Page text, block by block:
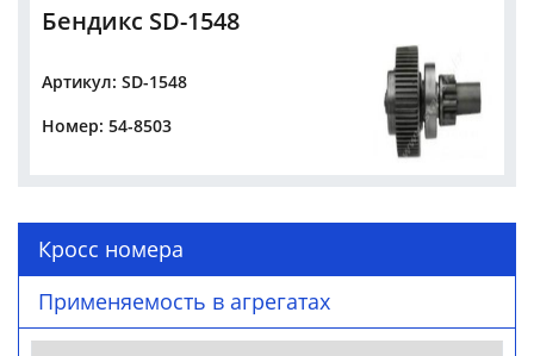
Бендикс SD-1548
Артикул: SD-1548
Номер: 54-8503
Кросс номера
Применяемость в агрегатах